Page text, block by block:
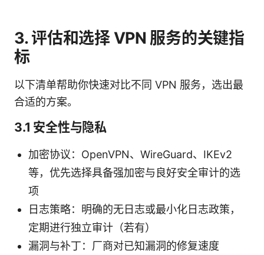
3. 评估和选择 VPN 服务的关键指
标
以下清单帮助你快速对比不同 VPN 服务，选出最
合适的方案。
3.1 安全性与隐私
加密协议：OpenVPN、WireGuard、IKEv2
等，优先选择具备强加密与良好安全审计的选
项
日志策略：明确的无日志或最小化日志政策，
定期进行独立审计（若有）
漏洞与补丁：厂商对已知漏洞的修复速度